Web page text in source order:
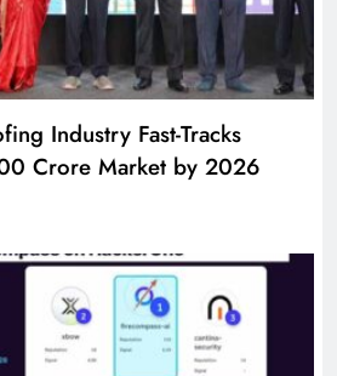
Industry Fast-Tracks
Crore Market by 2026